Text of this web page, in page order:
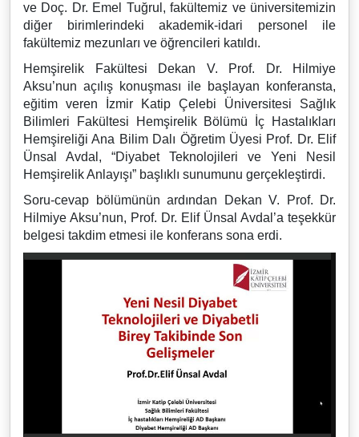
ve Doç. Dr. Emel Tuğrul, fakültemiz ve üniversitemizin
diğer birimlerindeki akademik-idari personel ile
fakültemiz mezunları ve öğrencileri katıldı.
Hemşirelik Fakültesi Dekan V. Prof. Dr. Hilmiye
Aksu’nun açılış konuşması ile başlayan konferansta,
eğitim veren İzmir Katip Çelebi Üniversitesi Sağlık
Bilimleri Fakültesi Hemşirelik Bölümü İç Hastalıkları
Hemşireliği Ana Bilim Dalı Öğretim Üyesi Prof. Dr. Elif
Ünsal Avdal, “Diyabet Teknolojileri ve Yeni Nesil
Hemşirelik Anlayışı” başlıklı sunumunu gerçekleştirdi.
Soru-cevap bölümünün ardından Dekan V. Prof. Dr.
Hilmiye Aksu’nun, Prof. Dr. Elif Ünsal Avdal’a teşekkür
belgesi takdim etmesi ile konferans sona erdi.